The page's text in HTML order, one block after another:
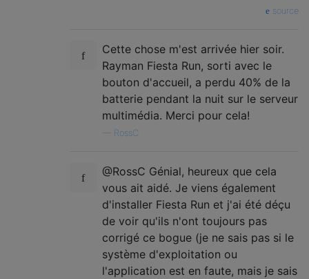
source
Cette chose m'est arrivée hier soir.
Rayman Fiesta Run, sorti avec le
bouton d'accueil, a perdu 40% de la
batterie pendant la nuit sur le serveur
multimédia. Merci pour cela!
RossC
@RossC Génial, heureux que cela
vous ait aidé. Je viens également
d'installer Fiesta Run et j'ai été déçu
de voir qu'ils n'ont toujours pas
corrigé ce bogue (je ne sais pas si le
système d'exploitation ou
l'application est en faute, mais je sais